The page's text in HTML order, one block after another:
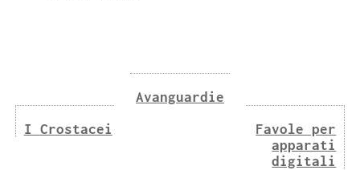
Avanguardie
I Crostacei
Favole per
apparati
digitali